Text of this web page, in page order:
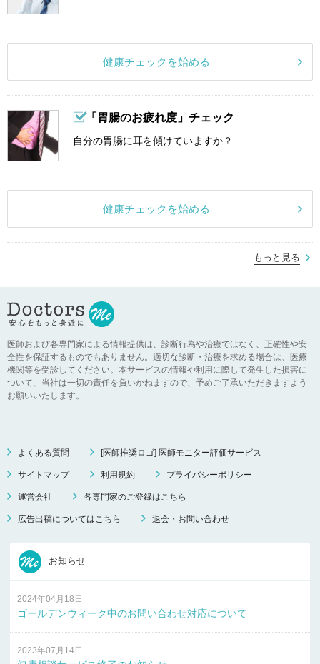
健康チェックを始める
「胃腸のお疲れ度」チェック
自分の胃腸に耳を傾けていますか？
健康チェックを始める
もっと見る
医師および各専門家による情報提供は、診断行為や治療ではなく、正確性や安
全性を保証するものでもありません。適切な診断・治療を求める場合は、医療
機関等を受診してください。本サービスの情報や利用に際して発生した損害に
ついて、当社は一切の責任を負いかねますので、予めご了承いただきますよう
お願いいたします。
よくある質問 [医師推奨ロゴ] 医師モニター評価サービス
サイトマップ 利用規約 プライバシーポリシー
運営会社 各専門家のご登録はこちら
広告出稿についてはこちら 退会・お問い合わせ
お知らせ
2024年04月18日
ゴールデンウィーク中のお問い合わせ対応について
2023年07月14日